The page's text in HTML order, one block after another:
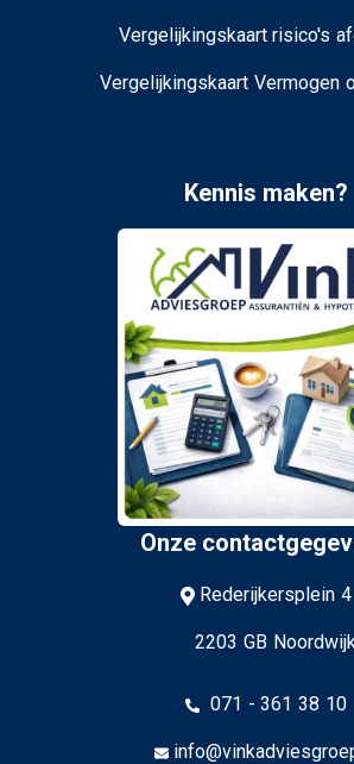
Vergelijkingskaart risico's
Vergelijkingskaart Vermogen
Kennis maken?
Onze
Rederijkersplein 4
2203 GB
071 - 361 38 10